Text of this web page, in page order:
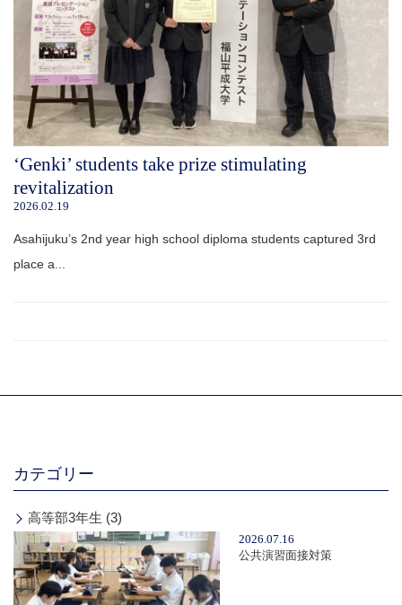
‘Genki’ students take prize stimulating
revitalization
2026.02.19
Asahijuku’s 2nd year high school diploma students captured 3rd
place a...
カテゴリー
高等部3年生 (3)
2026.07.16
公共演習面接対策